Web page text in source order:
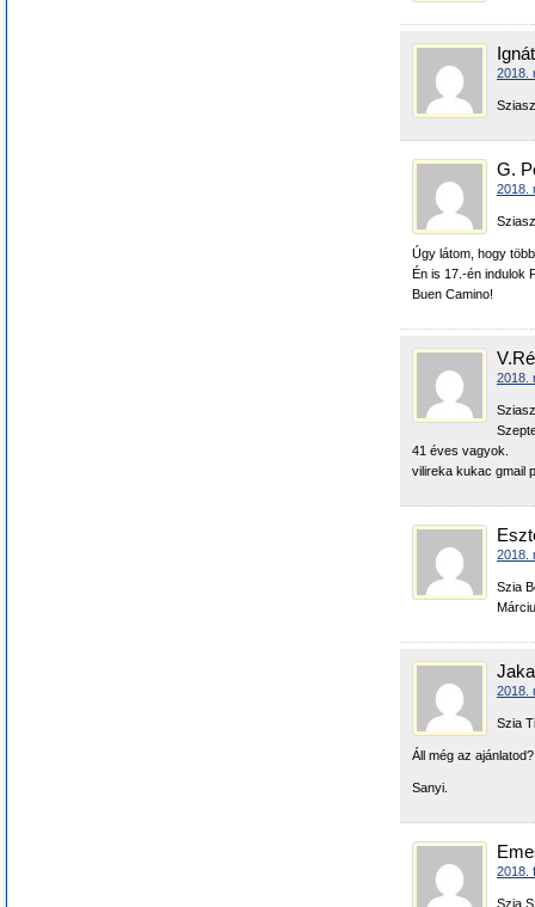
2018.
G.
2018.
Úgy látom, hogy
Én is 17.-én indulok
Buen Camino!
2018.
41 éves vagyok.
vilireka kukac gmail
2018.
Szia
2018.
Szia
Áll még az ajánlatod?
Sanyi.
2018.
Szia